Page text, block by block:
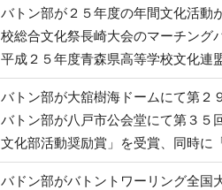
バトン部が２５年度の年間文化活動
校総合文化祭長崎大会のマーチング
平成２５年度青森県高等学校文化連
バトン部が大舘樹海ドームにて第２
バトン部が八戸市公会堂にて第３５
文化部活動奨励賞」を受賞、同時に
バドン部がバトントワーリング全国